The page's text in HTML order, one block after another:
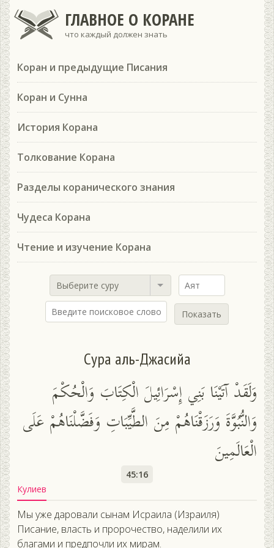
ГЛАВНОЕ О КОРАНЕ
что каждый должен знать
Коран и предыдущие Писания
Коран и Сунна
История Корана
Толкование Корана
Разделы коранического знания
Чудеса Корана
Чтение и изучение Корана
Выберите суру
Показать
Сура аль-Джасийа
وَلَقَدْ آتَيْنَا بَنِي إِسْرَائِيلَ الْكِتَابَ وَالْحُكْمَ
وَالنُّبُوَّةَ وَرَزَقْنَاهُمْ مِنَ الطَّيِّبَاتِ وَفَضَّلْنَاهُمْ عَلَى
الْعَالَمِينَ
45:16
Кулиев
Мы уже даровали сынам Исраила (Израиля)
Писание, власть и пророчество, наделили их
благами и предпочли их мирам.